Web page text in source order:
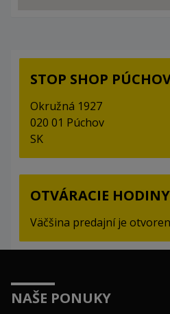
STOP SHOP
Okružná 1927
020 01 Púchov
SK
OTVÁRACIE HODINY
Väčšina predajní je
NAŠE PONUKY